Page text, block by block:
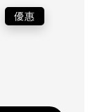
優惠